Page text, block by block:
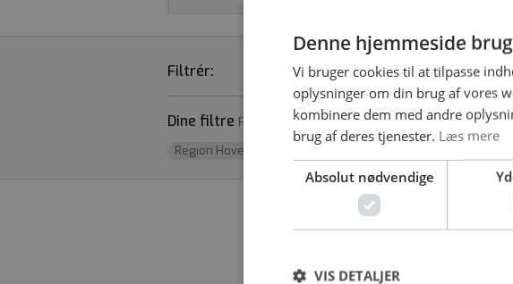
Filtrér: STILLINGSTYPER ARBEJDSSTED
Dine filtre Fjern alle
Region Hovedstaden
Vi fandt desværre ingen
Denne hjemmeside
Vi bruger cookies til at tilpasse
oplysninger om din brug af vores
kombinere dem med andre
brug af deres tjenester. Læs mere
Absolut nødvendige
VIS DETALJER